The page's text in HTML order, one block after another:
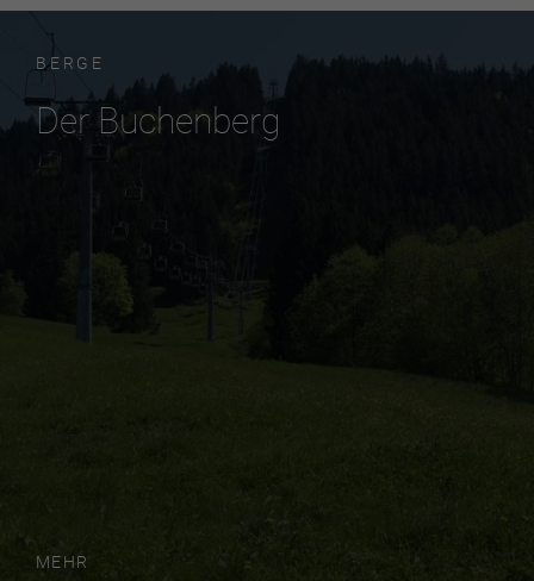
BERGE
Der Buchenberg
MEHR